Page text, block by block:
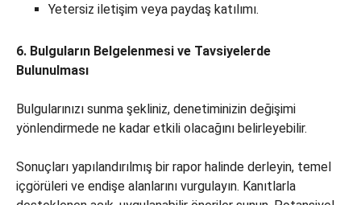
Yetersiz iletişim veya paydaş katılımı.
6. Bulguların Belgelenmesi ve Tavsiyelerde
Bulunulması
Bulgularınızı sunma şekliniz, denetiminizin değişimi
yönlendirmede ne kadar etkili olacağını belirleyebilir.
Sonuçları yapılandırılmış bir rapor halinde derleyin, temel
içgörüleri ve endişe alanlarını vurgulayın. Kanıtlarla